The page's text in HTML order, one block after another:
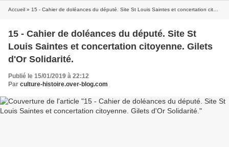
Accueil » 15 - Cahier de doléances du député. Site St Louis Saintes et concertation citoyenne. Gilets d'Or Solidarité.
15 - Cahier de doléances du député. Site St
Louis Saintes et concertation citoyenne. Gilets
d'Or Solidarité.
Publié le 15/01/2019 à 22:12
Par culture-histoire.over-blog.com